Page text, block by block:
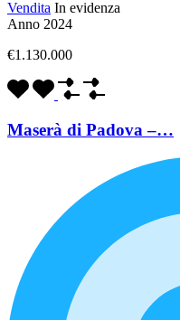
Vendita In evidenza
Anno 2024
€1.130.000
Maserà di Padova –…